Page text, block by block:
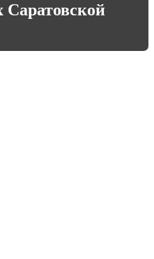
Саратовской